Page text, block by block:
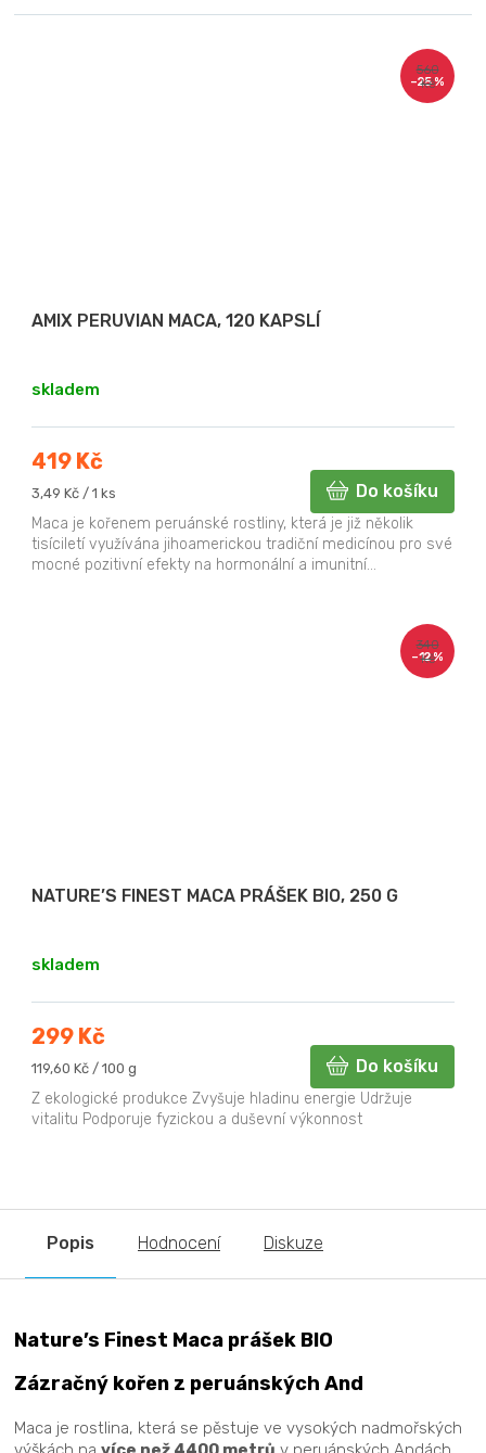
560
Kč
–25 %
AMIX PERUVIAN MACA, 120 KAPSLÍ
skladem
419 Kč
Měrná
3,49 Kč / 1 ks Do košíku
Maca je kořenem peruánské rostliny, která je již několik
tisíciletí využívána jihoamerickou tradiční medicínou pro své
mocné pozitivní efekty na hormonální a imunitní...
340
Kč
–12 %
NATURE’S FINEST MACA PRÁŠEK BIO, 250 G
skladem
299 Kč
Měrná
119,60 Kč / 100 g Do košíku
Z ekologické produkce Zvyšuje hladinu energie Udržuje
vitalitu Podporuje fyzickou a duševní výkonnost
Popis Hodnocení Diskuze
Nature’s Finest Maca prášek BIO
Zázračný kořen z peruánských And
Maca je rostlina, která se pěstuje ve vysokých nadmořských